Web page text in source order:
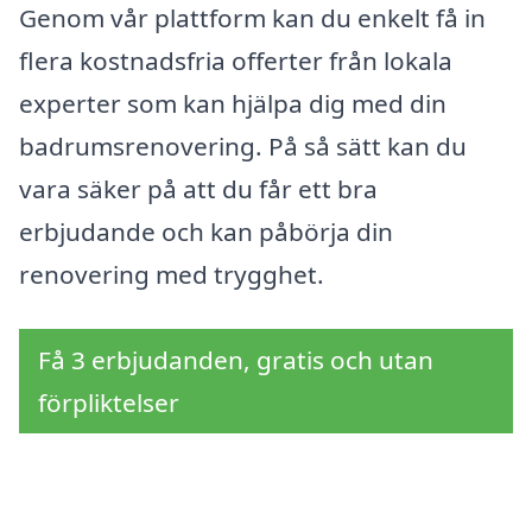
Genom vår plattform kan du enkelt få in
flera kostnadsfria offerter från lokala
experter som kan hjälpa dig med din
badrumsrenovering. På så sätt kan du
vara säker på att du får ett bra
erbjudande och kan påbörja din
renovering med trygghet.
Få 3 erbjudanden, gratis och utan
förpliktelser